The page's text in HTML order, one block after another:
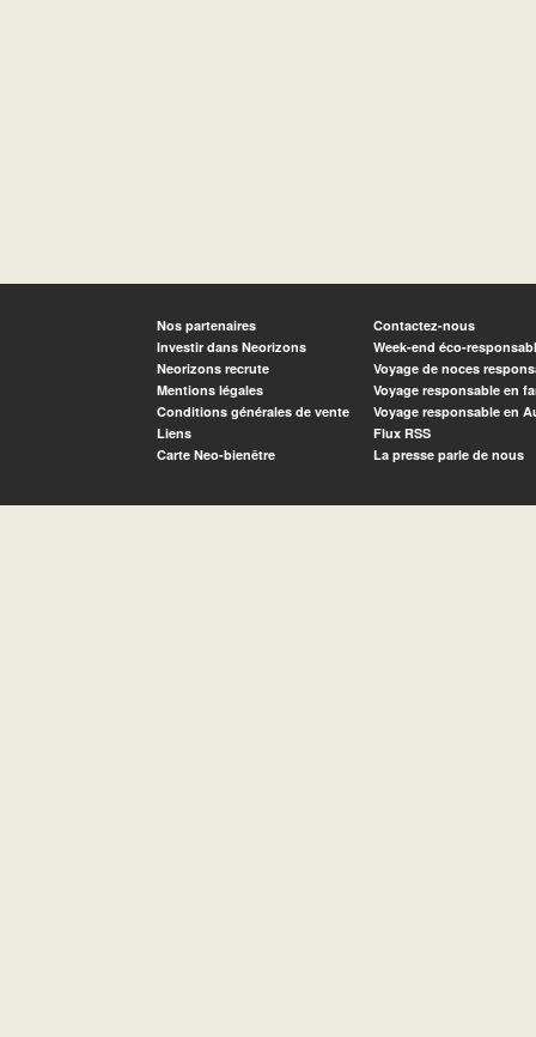
Nos partenaires
Investir dans Neorizons
Neorizons recrute
Mentions légales
Conditions générales de vente
Liens
Carte Neo-bienêtre
Contactez-nous
Week-end éco-
Voyage de noces
Voyage responsable en
Voyage responsable en
Flux RSS
La presse parle de nous